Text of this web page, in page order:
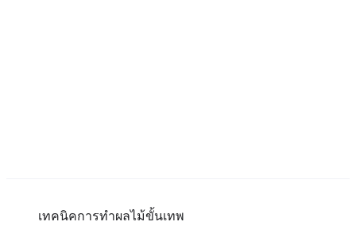
เทคนิคการทำผลไม้ขั้นเทพ